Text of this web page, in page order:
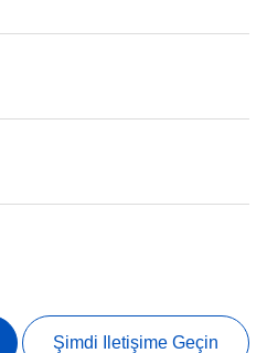
Şimdi Iletişime Geçin